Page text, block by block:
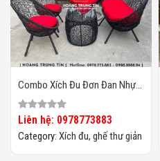
Combo Xích Đu Đơn Đan Nhựa
Giả Mây HTT01
Liên hệ: 0978773883
Category: Xích đu, ghế thư giản